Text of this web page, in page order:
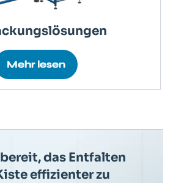
Mehr lesen
das Entfalten
effizienter zu